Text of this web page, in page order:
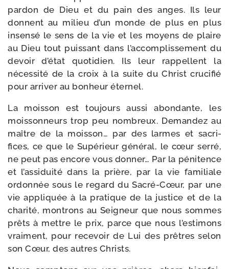
par­don de Dieu et du pain des anges. Ils leur
donnent au milieu d’un monde de plus en plus
insen­sé le sens de la vie et les moyens de plaire
au Dieu tout puis­sant dans l’accomplissement du
devoir d’état quo­ti­dien. Ils leur rap­pellent la
néces­si­té de la croix à la suite du Christ cru­ci­fié
pour arri­ver au bon­heur éternel.
La mois­son est tou­jours aus­si abon­dante, les
mois­son­neurs trop peu nom­breux. Demandez au
maître de la mois­son… par des larmes et sacri­
fices, ce que le Supérieur géné­ral, le cœur ser­ré,
ne peut pas encore vous don­ner… Par la péni­tence
et l’assiduité dans la prière, par la vie fami­liale
ordon­née sous le regard du Sacré-​Cœur, par une
vie appli­quée à la pra­tique de la jus­tice et de la
cha­ri­té, mon­trons au Seigneur que nous sommes
prêts à mettre le prix, parce que nous l’estimons
vrai­ment, pour rece­voir de Lui des prêtres selon
son Cœur, des autres Christs.